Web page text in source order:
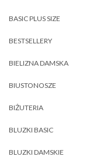
BASIC PLUS SIZE
BESTSELLERY
BIELIZNA DAMSKA
BIUSTONOSZE
BIŻUTERIA
BLUZKI BASIC
BLUZKI DAMSKIE